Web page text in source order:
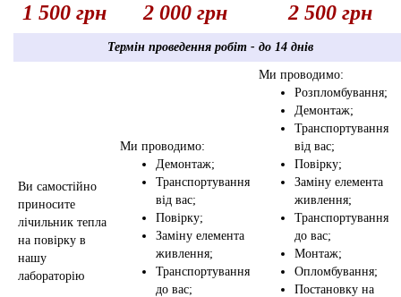
1 500 грн 2 000 грн 2 500 грн
Термін проведення робіт - до 14 днів
Ви самостійно
приносите
лічильник тепла
на повірку в
нашу
лабораторію
Ми проводимо:
Демонтаж;
Транспортування
від вас;
Повірку;
Заміну елемента
живлення;
Транспортування
до вас;
Ми проводимо:
Розпломбування;
Демонтаж;
Транспортування
від вас;
Повірку;
Заміну елемента
живлення;
Транспортування
до вас;
Монтаж;
Опломбування;
Постановку на